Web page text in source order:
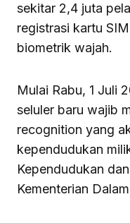
sekitar 2,4 juta
registrasi kartu
biometrik wajah.
Mulai Rabu, 1 Juli
seluler baru wajib
recognition yang
kependudukan
Kependudukan
Kementerian